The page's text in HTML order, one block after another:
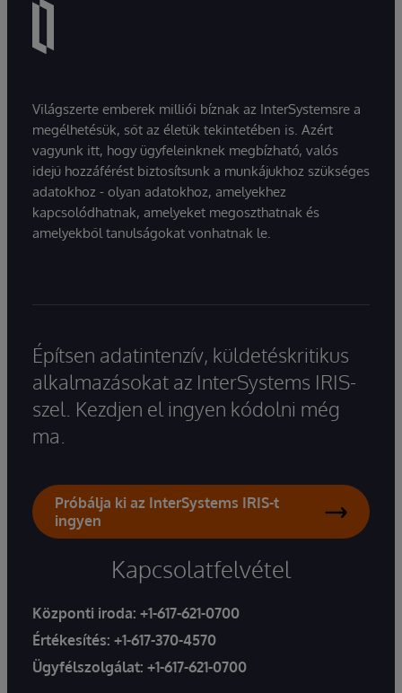
Világszerte emberek milliói bíznak az InterSystemsre a
megélhetésük, sőt az életük tekintetében is. Azért
vagyunk itt, hogy ügyfeleinknek megbízható, valós
idejű hozzáférést biztosítsunk a munkájukhoz szükséges
adatokhoz - olyan adatokhoz, amelyekhez
kapcsolódhatnak, amelyeket megoszthatnak és
amelyekből tanulságokat vonhatnak le.
Építsen adatintenzív, küldetéskritikus
alkalmazásokat az InterSystems IRIS-
szel. Kezdjen el ingyen kódolni még
ma.
Próbálja ki az InterSystems IRIS-t
ingyen
Kapcsolatfelvétel
Központi iroda: +1-617-621-0700
Értékesítés: +1-617-370-4570
Ügyfélszolgálat: +1-617-621-0700